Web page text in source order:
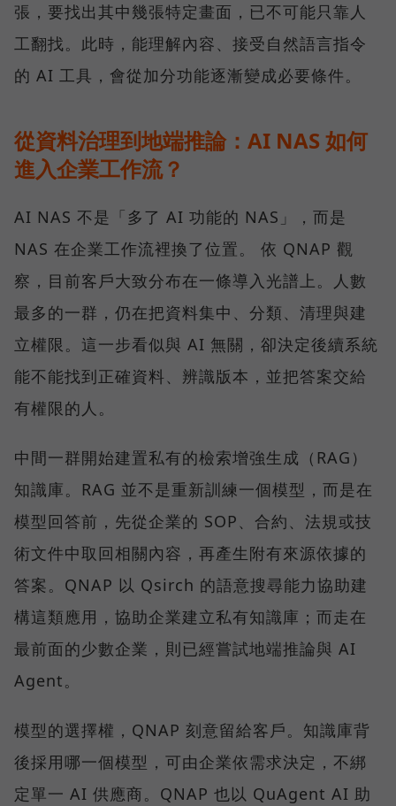
張，要找出其中幾張特定畫面，已不可能只靠人
工翻找。此時，能理解內容、接受自然語言指令
的 AI 工具，會從加分功能逐漸變成必要條件。
從資料治理到地端推論：AI NAS 如何
進入企業工作流？
AI NAS 不是「多了 AI 功能的 NAS」，而是
NAS 在企業工作流裡換了位置。 依 QNAP 觀
察，目前客戶大致分布在一條導入光譜上。人數
最多的一群，仍在把資料集中、分類、清理與建
立權限。這一步看似與 AI 無關，卻決定後續系統
能不能找到正確資料、辨識版本，並把答案交給
有權限的人。
中間一群開始建置私有的檢索增強生成（RAG）
知識庫。RAG 並不是重新訓練一個模型，而是在
模型回答前，先從企業的 SOP、合約、法規或技
術文件中取回相關內容，再產生附有來源依據的
答案。QNAP 以 Qsirch 的語意搜尋能力協助建
構這類應用，協助企業建立私有知識庫；而走在
最前面的少數企業，則已經嘗試地端推論與 AI
Agent。
模型的選擇權，QNAP 刻意留給客戶。知識庫背
後採用哪一個模型，可由企業依需求決定，不綁
定單一 AI 供應商。QNAP 也以 QuAgent AI 助